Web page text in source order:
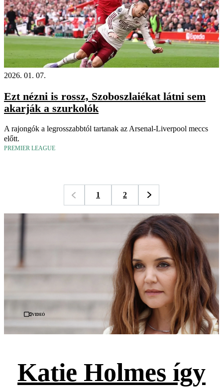
2026. 01. 07.
Ezt nézni is rossz, Szoboszlaiékat látni sem
akarják a szurkolók
A rajongók a legrosszabbtól tartanak az Arsenal-Liverpool meccs
előtt.
PREMIER LEAGUE
1 2
Videó
Katie Holmes így